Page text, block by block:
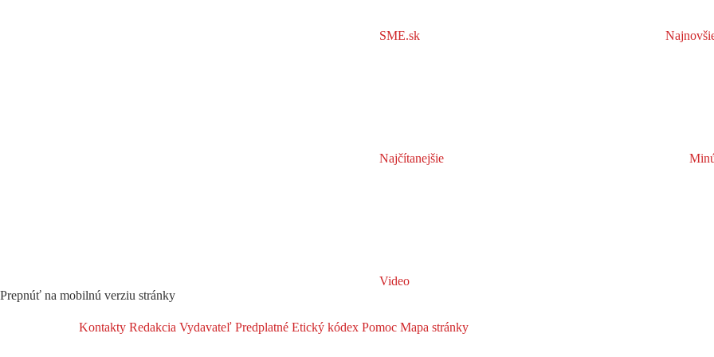
SME.sk
Najčítanejšie
Video
Prepnúť na mobilnú verziu stránky
Kontakty Redakcia Vydavateľ Predplatné Etický kódex Pomoc Mapa stránky